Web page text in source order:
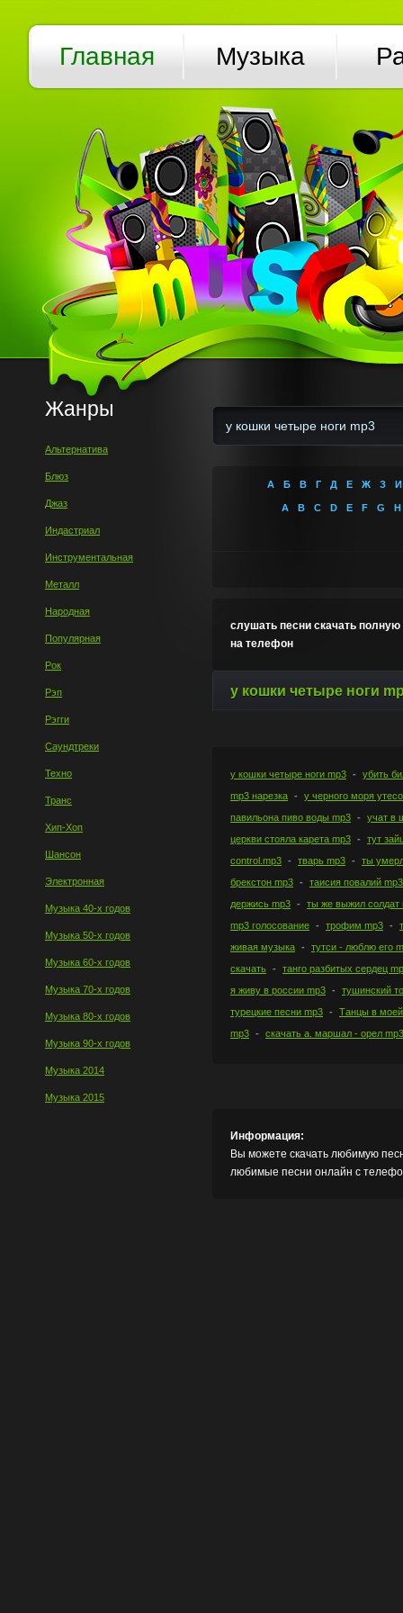
Главная Музыка
Жанры
Альтернатива
Блюз
Джаз
Индастриал
Инструментальная
Металл
Народная
Популярная
Рок
Рэп
Рэгги
Саундтреки
Техно
Транс
Хип-Хоп
Шансон
Электронная
Музыка 40-х годов
Музыка 50-х годов
Музыка 60-х годов
Музыка 70-х годов
Музыка 80-х годов
Музыка 90-х годов
Музыка 2014
Музыка 2015
А Б В Г Д Е Ж З И
A B C D E F G H
слушать песни скачать
на телефон
у кошки четыре ноги
у кошки четыре ноги mp3
убить
mp3 нарезка
у черного моря
павильона пиво воды mp3
учат в
церкви стояла карета mp3
тут
control.mp3
тварь mp3
ты
брекстон mp3
таисия повалий mp3
держись mp3
ты же выжил солдат
mp3 голосование
трофим mp3
живая музыка
тутси - люблю его
скачать
танго разбитых сердец
я живу в россии mp3
тушинский
турецкие песни mp3
Танцы в моей
mp3
скачать а. маршал - орел mp3
Информация:
Вы можете скачать любимую
любимые песни онлайн с